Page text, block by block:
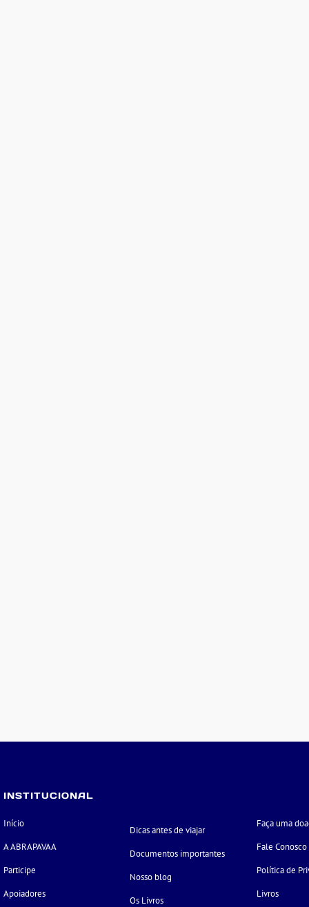
INSTITUCIONAL
Início
A ABRAPAVAA
Participe
Apoiadores
Dicas antes de viajar
Documentos importantes
Nosso blog
Os Livros
Faça uma
Fale Conosco
Política de
Livros